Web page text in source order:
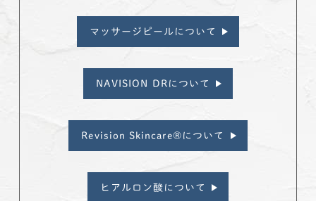
マッサージピールについて
NAVISION DRについて
Revision Skincare®について
ヒアルロン酸について